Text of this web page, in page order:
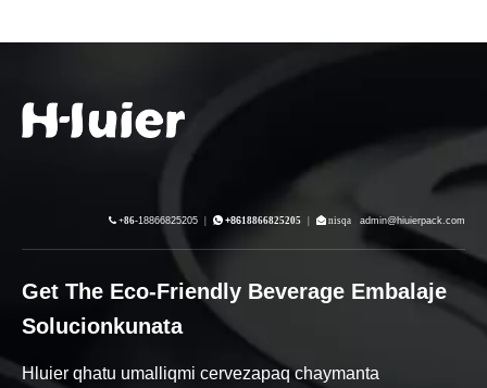
 +86-18866825205  +8618866825205  nisqa admin@hiuierpack.com
Get The Eco-Friendly Beverage Embalaje
Solucionkunata
Hluier qhatu umalliqmi cervezapaq chaymanta